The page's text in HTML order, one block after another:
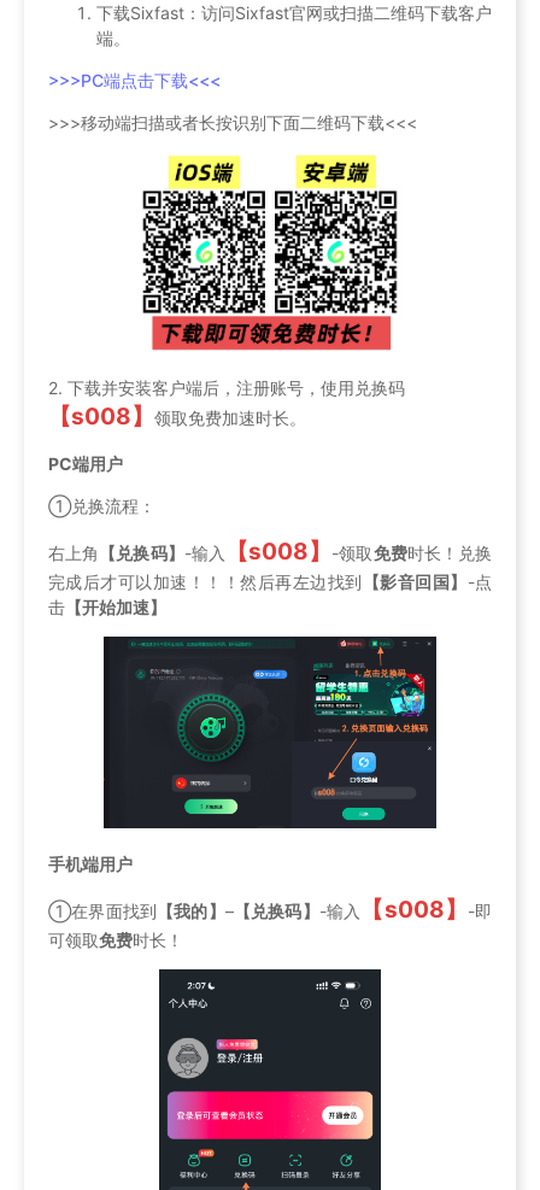
下载Sixfast：访问Sixfast官网或扫描二维码下载客户
端。
>>>PC端点击下载<<<
>>>移动端扫描或者长按识别下面二维码下载<<<
2. 下载并安装客户端后，注册账号，使用兑换码
【s008】 领取免费加速时长。
PC端用户
①兑换流程：
右上角 【兑换码】 -输入 【s008】 -领取免费时长！兑换
完成后才可以加速！！！然后再左边找到 【影音回国】 -点
击 【开始加速】
手机端用户
①在界面找到 【我的】 –【兑换码】 -输入 【s008】
-即
可领取免费时长！